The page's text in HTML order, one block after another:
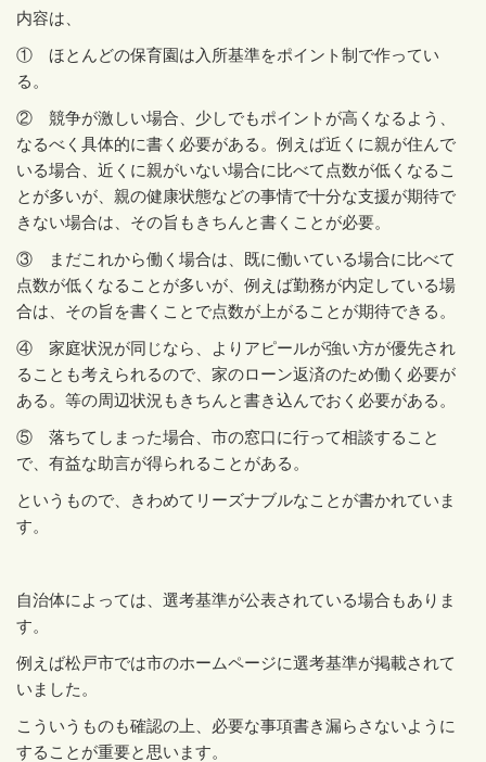
内容は、
① ほとんどの保育園は入所基準をポイント制で作ってい
る。
② 競争が激しい場合、少しでもポイントが高くなるよう、
なるべく具体的に書く必要がある。例えば近くに親が住んで
いる場合、近くに親がいない場合に比べて点数が低くなるこ
とが多いが、親の健康状態などの事情で十分な支援が期待で
きない場合は、その旨もきちんと書くことが必要。
③ まだこれから働く場合は、既に働いている場合に比べて
点数が低くなることが多いが、例えば勤務が内定している場
合は、その旨を書くことで点数が上がることが期待できる。
④ 家庭状況が同じなら、よりアピールが強い方が優先され
ることも考えられるので、家のローン返済のため働く必要が
ある。等の周辺状況もきちんと書き込んでおく必要がある。
⑤ 落ちてしまった場合、市の窓口に行って相談すること
で、有益な助言が得られることがある。
というもので、きわめてリーズナブルなことが書かれていま
す。
自治体によっては、選考基準が公表されている場合もありま
す。
例えば松戸市では市のホームページに選考基準が掲載されて
いました。
こういうものも確認の上、必要な事項書き漏らさないように
することが重要と思います。